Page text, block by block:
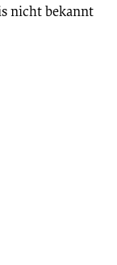
nicht bekannt